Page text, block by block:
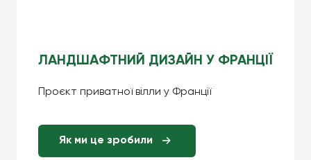
ЛАНДШАФТНИЙ ДИЗАЙН У ФРАНЦІЇ
Проєкт приватної вілли у Франції
Як ми це зробили